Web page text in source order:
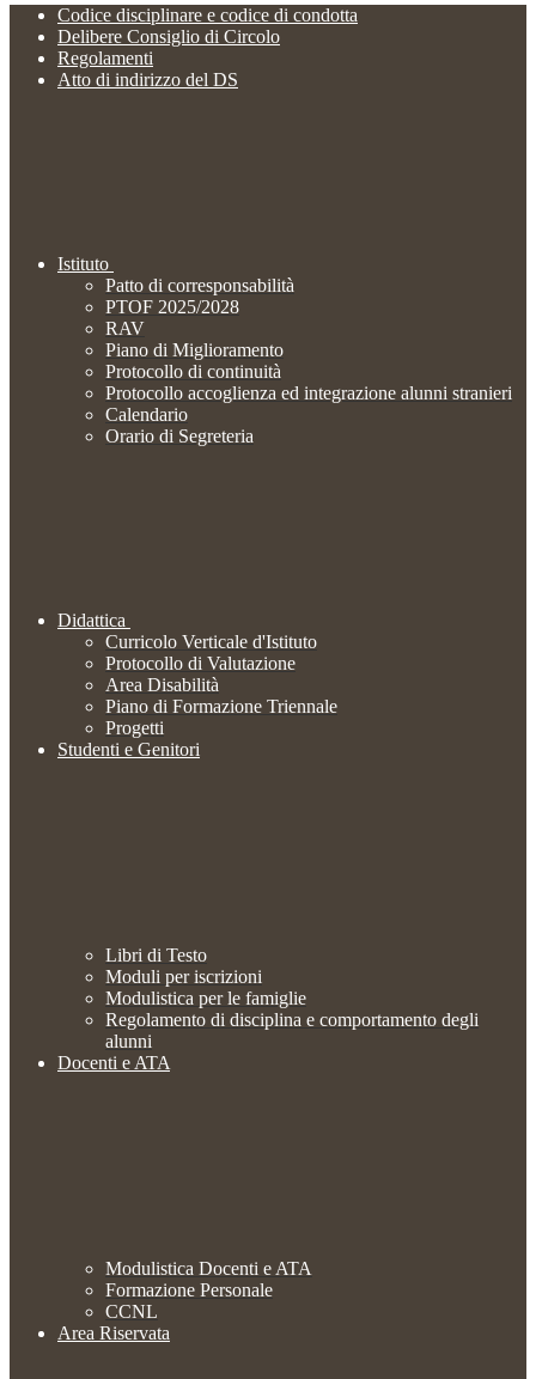
Codice disciplinare e codice di condotta
Delibere Consiglio di Circolo
Regolamenti
Atto di indirizzo del DS
Istituto
Patto di corresponsabilità
PTOF 2025/2028
RAV
Piano di Miglioramento
Protocollo di continuità
Protocollo accoglienza ed integrazione alunni stranieri
Calendario
Orario di Segreteria
Didattica
Curricolo Verticale d'Istituto
Protocollo di Valutazione
Area Disabilità
Piano di Formazione Triennale
Progetti
Studenti e Genitori
Libri di Testo
Moduli per iscrizioni
Modulistica per le famiglie
Regolamento di disciplina e comportamento degli
alunni
Docenti e ATA
Modulistica Docenti e ATA
Formazione Personale
CCNL
Area Riservata